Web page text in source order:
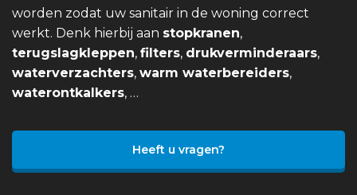
worden zodat uw sanitair in de woning correct
werkt. Denk hierbij aan stopkranen,
terugslagkleppen, filters, drukverminderaars,
waterverzachters, warm waterbereiders,
waterontkalkers, …
Heeft u vragen?